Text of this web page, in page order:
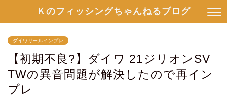
Ｋのフィッシングちゃんねるブログ
ダイワリールインプレ
【初期不良?】ダイワ 21ジリオンSV
TWの異音問題が解決したので再イン
プレ